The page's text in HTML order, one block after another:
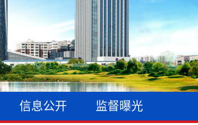
信息公开 监督曝光